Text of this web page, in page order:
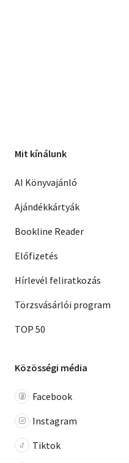
Mit kínálunk
AI Könyvajánló
Ajándékkártyák
Bookline Reader
Előfizetés
Hírlevél feliratkozás
Törzsvásárlói program
TOP 50
Közösségi média
Facebook
Instagram
Tiktok